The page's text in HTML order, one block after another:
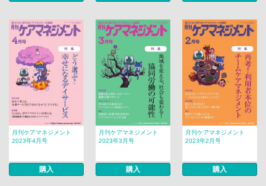
月刊ケアマネジメント
2023年4月号
購入
月刊ケアマネジメント
2023年3月号
購入
月刊ケアマネジメント
2023年2月号
購入